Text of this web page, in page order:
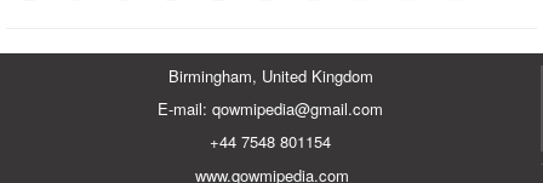
Birmingham, United Kingdom
E-mail: qowmipedia@gmail.com
+44 7548 801154
www.qowmipedia.com